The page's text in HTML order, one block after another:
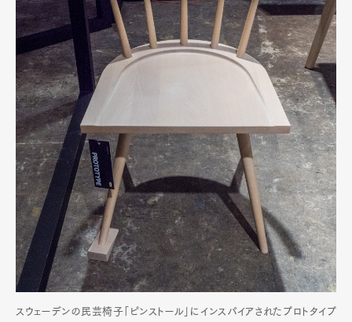
スウェーデンの民芸椅子「ピンストール」にインスパイアされたプロトタイプ